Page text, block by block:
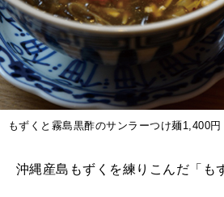
もずくと霧島黒酢のサンラーつけ麺1,400円
沖縄産島もずくを練りこんだ「も